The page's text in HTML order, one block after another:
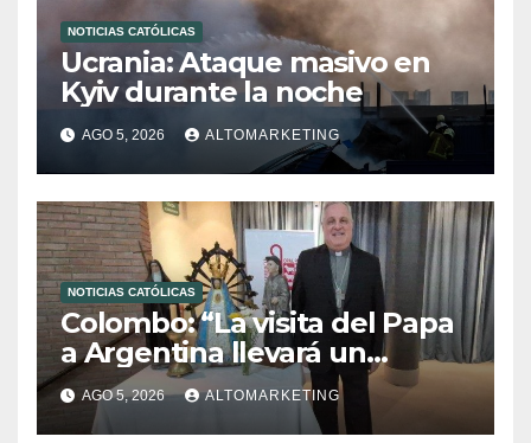
NOTICIAS CATÓLICAS
Ucrania: Ataque masivo en
Kyiv durante la noche
AGO 5, 2026 ALTOMARKETING
NOTICIAS CATÓLICAS
Colombo: “La visita del Papa
a Argentina llevará un
mensaje de paz y dignidad
humana”
AGO 5, 2026 ALTOMARKETING